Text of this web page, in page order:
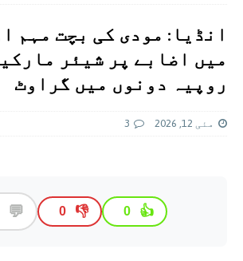
انڈیا: مودی کی بچت مہم
میں اضابے پر شیئر
روپیہ دونوں میں گراوٹ
مئی 12, 2026 3
👍
0
👎
0
💬